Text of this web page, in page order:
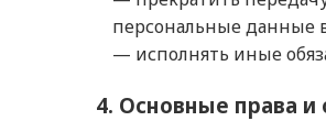
персональные данные
— исполнять иные
4. Основные права и